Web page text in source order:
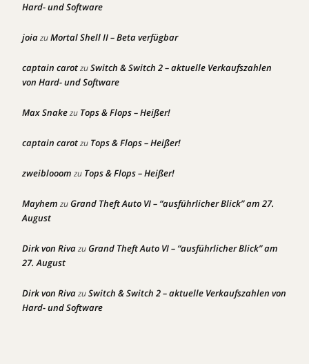
Hard- und Software
joiazuMortal Shell II – Beta verfügbar
captain carotzuSwitch & Switch 2 – aktuelle Verkaufszahlen
von Hard- und Software
Max Snakezu Tops & Flops – Heißer!
captain carotzu Tops & Flops – Heißer!
zweiblooom zu Tops & Flops – Heißer!
Mayhem zuGrand Theft Auto VI – “ausführlicher Blick” am 27.
August
Dirk von RivazuGrand Theft Auto VI – “ausführlicher Blick” am
27. August
Dirk von RivazuSwitch & Switch 2 – aktuelle Verkaufszahlen von
Hard- und Software